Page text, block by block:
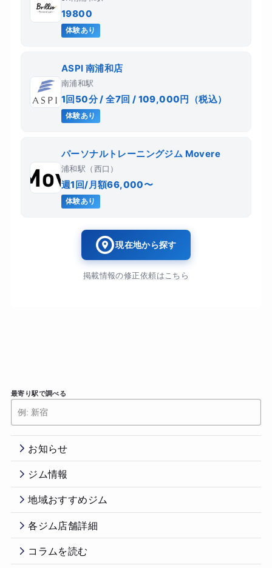
19800
体験あり
ASPI 南浦和店
南浦和駅
1回50分 / 全7回 / 109,000円（税込）
体験あり
パーソナルトレーニングジム Movere
浦和駅（西口）
週1回/月額66,000〜
体験あり
現在地から探す
掲載情報の修正依頼はこちら
最寄り駅で調べる
お知らせ
ジム情報
地域おすすめジム
各ジム店舗詳細
コラムを読む